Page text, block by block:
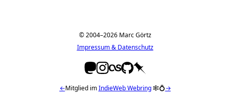
© 2004–2026 Marc Görtz
Impressum & Datenschutz
←Mitglied imIndieWeb Webring🕸💍→